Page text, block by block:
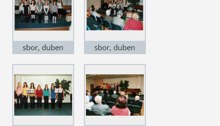
sbor, duben
sbor, duben